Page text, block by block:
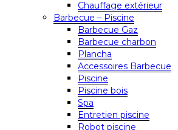
Chauffage extérieur
Barbecue – Piscine
Barbecue Gaz
Barbecue charbon
Plancha
Accessoires Barbecue
Piscine
Piscine bois
Spa
Entretien piscine
Robot piscine